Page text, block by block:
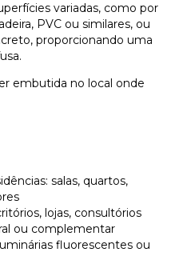
variadas, como por
PVC ou similares, ou
proporcionando uma
embutida no local onde
salas, quartos,
lojas, consultórios
ou complementar
fluorescentes ou